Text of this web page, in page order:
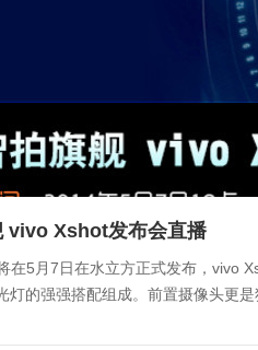
vivo Xshot发布会直播
在5月7日在水立方正式发布，vivo
灯的强强搭配组成。前置摄像头更